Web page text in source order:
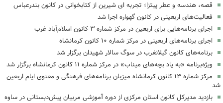
قصه، هندسه و عطر پیتزا؛ تجربه ای شیرین از کتابخوانی در کانون بندرعباس
فعالیت‌های اربعینی در کانون گهواره اجرا شد
اجرای برنامه‌هایی برای اربعین در مرکز شماره ۳ کانون اسلام‌آباد غرب
اجرای برنامه‌های اربعینی در مرکز شماره ۱۰ کانون کرمانشاه
برنامه‌های کانون گیلانغرب در سوگ سالار شهیدان برگزار شد
ویژه‌برنامه «به یاد بچه‌های میناب» در مرکز شماره ۱۱ کانون کرمانشاه برگزار شد
مرکز شماره ۱۳ کانون کرمانشاه میزبان برنامه‌های فرهنگی و معنوی ایام اربعین
شد
بازدید مدیرکل کانون استان مرکزی از دوره آموزشی مربیان پیش‌دبستانی در ساوه